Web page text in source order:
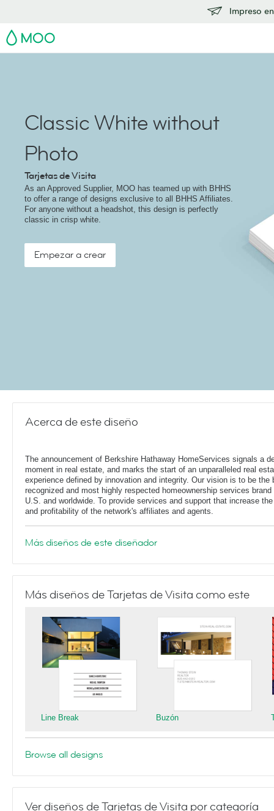
Impreso
MOO
Classic White without
Photo
Tarjetas de Visita
As an Approved Supplier, MOO has teamed up with BHHS
to offer a range of designs exclusive to all BHHS Affiliates.
For anyone without a headshot, this design is perfectly
classic in crisp white.
Empezar a crear
Acerca de este diseño
The announcement of Berkshire Hathaway HomeServices signals a
moment in real estate, and marks the start of an unparalleled real
experience defined by innovation and integrity. Our vision is to be the
recognized and most highly respected homeownership services brand
U.S. and worldwide. To provide services and support that increase
and profitability of the network's affiliates and agents.
Más diseños de este diseñador
Más diseños de Tarjetas de Visita como este
Line Break Buzón
Browse all designs
Ver diseños de Tarjetas de Visita por categoría